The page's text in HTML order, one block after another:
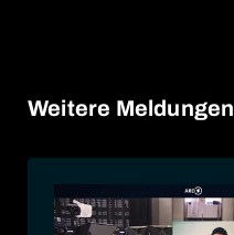
Weitere Meldungen